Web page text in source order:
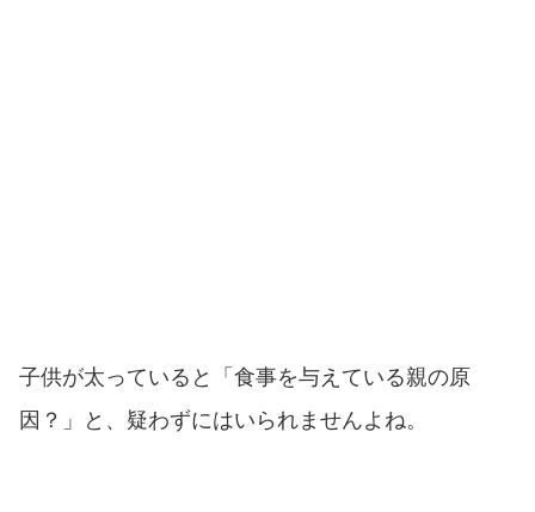
子供が太っていると「食事を与えている親の原
因？」と、疑わずにはいられませんよね。